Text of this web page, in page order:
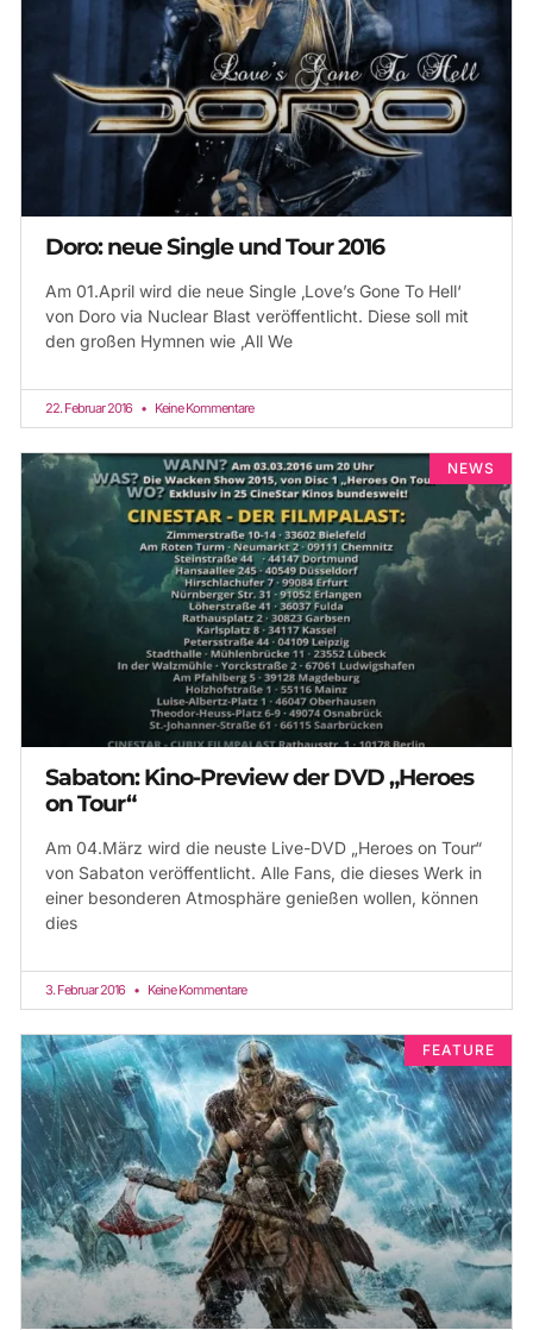
Doro: neue Single und Tour 2016
Am 01.April wird die neue Single ‚Love’s Gone To Hell‘
von Doro via Nuclear Blast veröffentlicht. Diese soll mit
den großen Hymnen wie ‚All We
22. Februar 2016 Keine Kommentare
NEWS
Sabaton: Kino-Preview der DVD „Heroes
on Tour“
Am 04.März wird die neuste Live-DVD „Heroes on Tour“
von Sabaton veröffentlicht. Alle Fans, die dieses Werk in
einer besonderen Atmosphäre genießen wollen, können
dies
3. Februar 2016 Keine Kommentare
FEATURE